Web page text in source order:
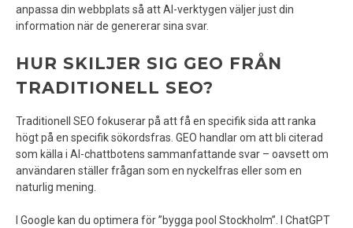
anpassa din webbplats så att AI-verktygen väljer just din
information när de genererar sina svar.
HUR SKILJER SIG GEO FRÅN
TRADITIONELL SEO?
Traditionell SEO fokuserar på att få en specifik sida att ranka
högt på en specifik sökordsfras. GEO handlar om att bli citerad
som källa i AI-chattbotens sammanfattande svar – oavsett om
användaren ställer frågan som en nyckelfras eller som en
naturlig mening.
I Google kan du optimera för ”bygga pool Stockholm”. I ChatGPT